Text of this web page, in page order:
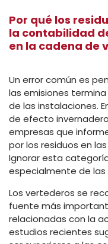
Por qué los
la contabilidad
en la cadena de
Un error común es
las emisiones
de las instalaciones.
de efecto
empresas que
por los residuos en
Ignorar esta
especialmente de
Los vertederos se
fuente más
relacionadas con la
estudios recientes